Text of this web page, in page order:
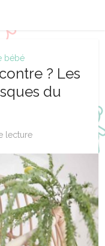
bébé
? Les
du
lecture